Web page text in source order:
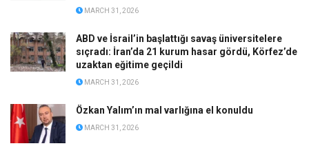
MARCH 31, 2026
ABD ve İsrail’in başlattığı savaş üniversitelere
sıçradı: İran’da 21 kurum hasar gördü, Körfez’de
uzaktan eğitime geçildi
MARCH 31, 2026
Özkan Yalım’ın mal varlığına el konuldu
MARCH 31, 2026